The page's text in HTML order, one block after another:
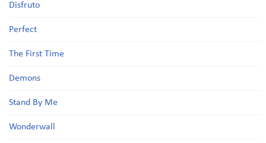
Disfruto
Perfect
The First Time
Demons
Stand By Me
Wonderwall